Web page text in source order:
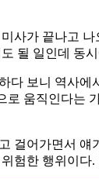
사가 끝나고
될 일인데 동
다 보니 역사
로 움직인다는
걸어가면서
험한 행위이다